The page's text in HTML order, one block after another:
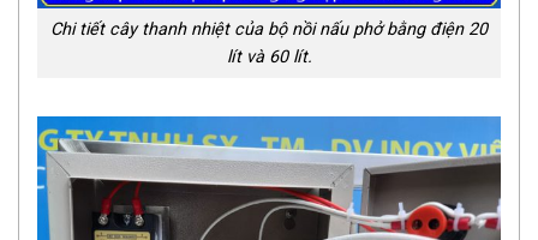
Chi tiết cây thanh nhiệt của bộ nồi nấu phở bằng điện 20
lít và 60 lít.